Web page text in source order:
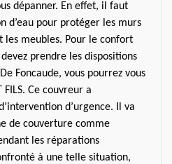
dépanner. En effet, il faut
d’eau pour protéger les murs
meubles. Pour le confort
prendre les dispositions
Foncaude, vous pourrez vous
FILS. Ce couvreur a
d’urgence. Il va
de couverture comme
les réparations
à une telle situation,